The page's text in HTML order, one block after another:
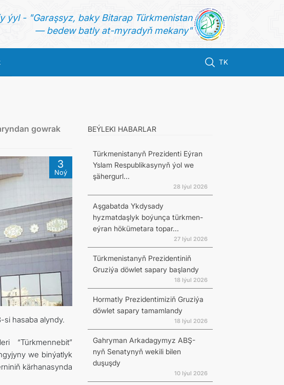
ýyl - "Garaşsyz, baky Bitarap Türkmenistan
— bedew batly at-myradyň mekany"
TK
gowrak
3
Noý
hasaba alyndy.
“Türkmennebit”
we binýatlyk
kärhanasynda
BEÝLEKI HABARLAR
Türkmenistanyň Prezidenti Eýran
Yslam Respublikasynyň ýol we
şähergurl...
28 Iýul 2026
Aşgabatda Ykdysady
hyzmatdaşlyk boýunça türkmen-
eýran hökümetara topar...
27 Iýul 2026
Türkmenistanyň Prezidentiniň
Gruziýa döwlet sapary başlandy
18 Iýul 2026
Hormatly Prezidentimiziň Gruziýa
döwlet sapary tamamlandy
18 Iýul 2026
Gahryman Arkadagymyz ABŞ-
nyň Senatynyň wekili bilen
duşuşdy
10 Iýul 2026